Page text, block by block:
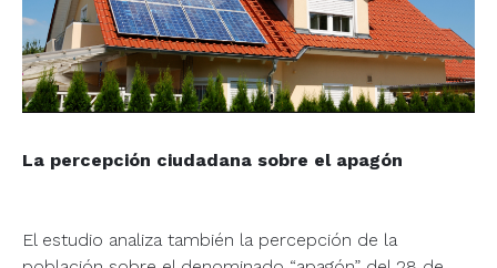
La percepción ciudadana sobre el apagón
El estudio analiza también la percepción de la